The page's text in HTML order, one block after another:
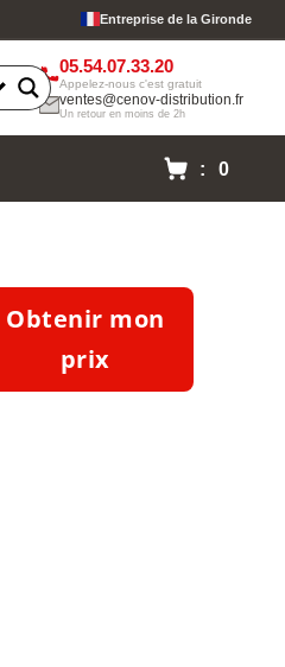
Entreprise de la Gironde
05.54.07.33.20
Appelez-nous c'est gratuit
ventes@cenov-distribution.fr
Un retour en moins de 2h
: 0
Obtenir mon
prix